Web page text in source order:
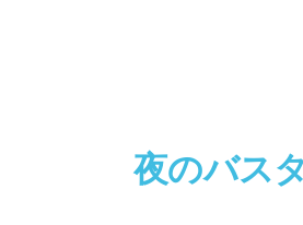
夜のバス